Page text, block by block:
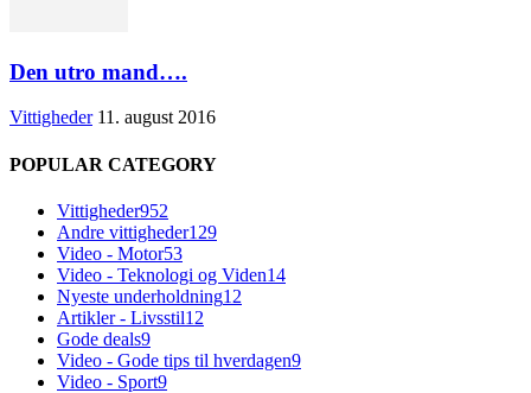
Den utro mand….
Vittigheder 11. august 2016
POPULAR CATEGORY
Vittigheder952
Andre vittigheder129
Video - Motor53
Video - Teknologi og Viden14
Nyeste underholdning12
Artikler - Livsstil12
Gode deals9
Video - Gode tips til hverdagen9
Video - Sport9